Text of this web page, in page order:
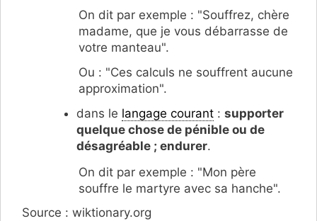
On dit par exemple : "Souffrez, chère
madame, que je vous débarrasse de
votre manteau".
Ou : "Ces calculs ne souffrent aucune
approximation".
dans le langage courant: supporter
quelque chose de pénible ou de
désagréable ; endurer.
On dit par exemple : "Mon père
souffre le martyre avec sa hanche".
Source : wiktionary.org